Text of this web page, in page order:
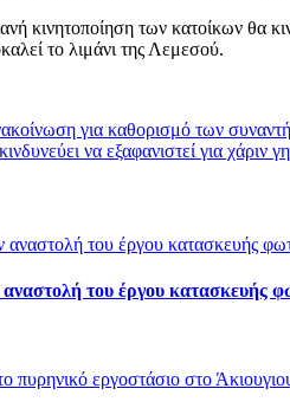
κινητοποίηση των κατοίκων θα
το λιμάνι της Λεμεσού.
για καθορισμό των
να εξαφανιστεί για χάριν
αναστολή του έργου κατασκευής